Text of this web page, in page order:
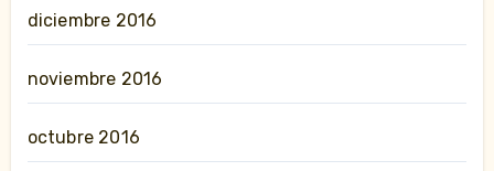
diciembre 2016
noviembre 2016
octubre 2016